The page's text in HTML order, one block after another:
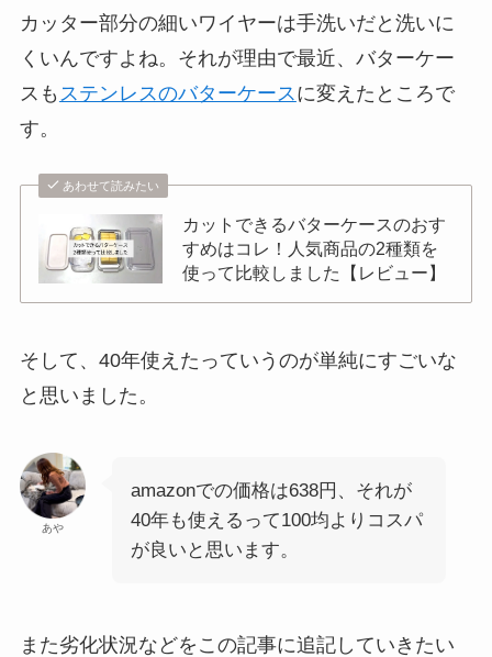
カッター部分の細いワイヤーは手洗いだと洗いに
くいんですよね。それが理由で最近、バターケー
スも ステンレスのバターケース に変えたところで
す。
あわせて読みたい
カットできるバターケースのおす
すめはコレ！人気商品の2種類を
使って比較しました【レビュー】
そして、40年使えたっていうのが単純にすごいな
と思いました。
あや
amazonでの価格は638円、それが
40年も使えるって100均よりコスパ
が良いと思います。
また劣化状況などをこの記事に追記していきたい